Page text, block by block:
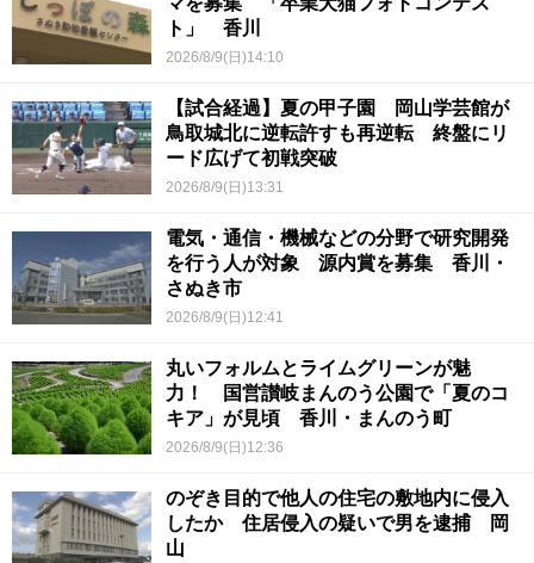
ト」 香川
2026/8/9(日)14:10
【試合経過】夏の甲子園 岡山学芸館が
鳥取城北に逆転許すも再逆転 終盤にリ
ード広げて初戦突破
2026/8/9(日)13:31
電気・通信・機械などの分野で研究開発
を行う人が対象 源内賞を募集 香川・
さぬき市
2026/8/9(日)12:41
丸いフォルムとライムグリーンが魅
力！ 国営讃岐まんのう公園で「夏のコ
キア」が見頃 香川・まんのう町
2026/8/9(日)12:36
のぞき目的で他人の住宅の敷地内に侵入
したか 住居侵入の疑いで男を逮捕 岡
山